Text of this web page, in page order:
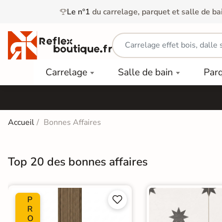
Le n°1 du carrelage, parquet et salle de
Carrelage
Carrelage
Extérieur
Dalle
Carrelage
Bain
Colle &
Finition
Salle de bain
Douche
Carrelage
Salle de
Bain
Contrecollé
COULEUR
Bois
clair
TYPE
Dalles
Lames
Accueil Bonnes Affaires
Top 20 des bonnes affaires
P
R
O

